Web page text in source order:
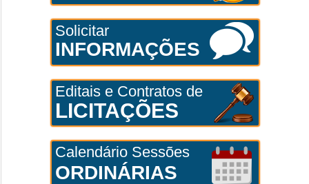
Solicitar
INFORMAÇÕES
Editais e Contratos de
LICITAÇÕES
Calendário Sessões
ORDINÁRIAS